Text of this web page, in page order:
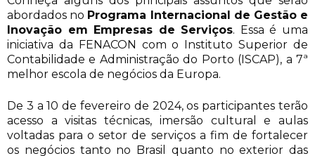
abordados no Programa Internacional de Gestão e
Inovação em Empresas de Serviços. Essa é uma
iniciativa da FENACON com o Instituto Superior de
Contabilidade e Administração do Porto (ISCAP), a 7ª
melhor escola de negócios da Europa.
De 3 a 10 de fevereiro de 2024, os participantes terão
acesso a visitas técnicas, imersão cultural e aulas
voltadas para o setor de serviços a fim de fortalecer
os negócios tanto no Brasil quanto no exterior das